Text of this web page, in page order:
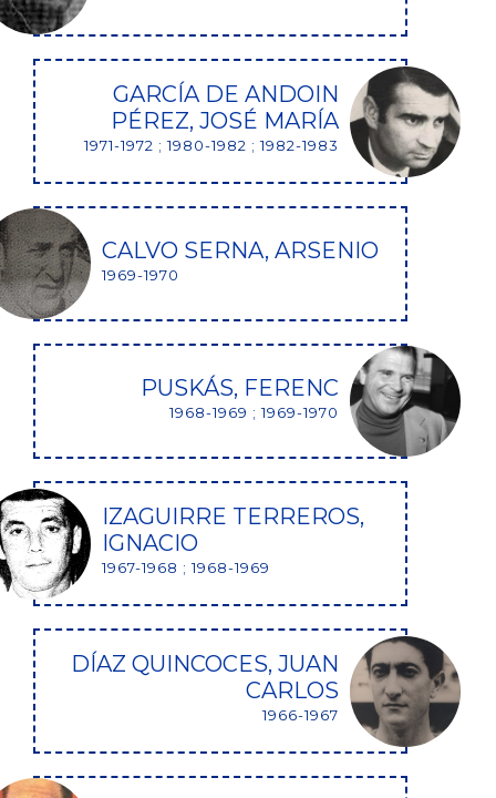
GARCÍA DE ANDOIN
PÉREZ, JOSÉ MARÍA
1971-1972 ; 1980-1982 ; 1982-1983
CALVO SERNA, ARSENIO
1969-1970
PUSKÁS, FERENC
1968-1969 ; 1969-1970
IZAGUIRRE TERREROS,
IGNACIO
1967-1968 ; 1968-1969
DÍAZ QUINCOCES, JUAN
CARLOS
1966-1967